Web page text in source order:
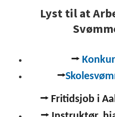
Lyst til at
⭢
⭢
⭢ Fritidsjob i